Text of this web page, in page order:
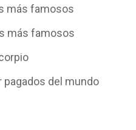
más famosos
más famosos
del mundo